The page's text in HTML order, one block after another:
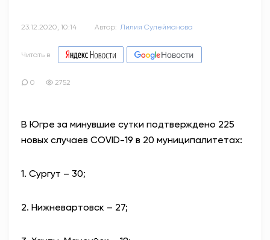
23.12.2020, 10:14 Автор: Лилия Сулейманова
Читать в
0 2752
В Югре за минувшие сутки подтверждено 225
новых случаев COVID-19 в 20 муниципалитетах:
1. Сургут – 30;
2. Нижневартовск – 27;